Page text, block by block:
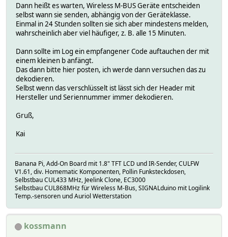
Dann heißt es warten, Wireless M-BUS Geräte entscheiden
selbst wann sie senden, abhängig von der Geräteklasse.
Einmal in 24 Stunden sollten sie sich aber mindestens melden,
wahrscheinlich aber viel häufiger, z. B. alle 15 Minuten.
Dann sollte im Log ein empfangener Code auftauchen der mit
einem kleinen b anfängt.
Das dann bitte hier posten, ich werde dann versuchen das zu
dekodieren.
Selbst wenn das verschlüsselt ist lässt sich der Header mit
Hersteller und Seriennummer immer dekodieren.
Gruß,
Kai
Banana Pi, Add-On Board mit 1.8" TFT LCD und IR-Sender, CULFW
V1.61, div. Homematic Komponenten, Pollin Funksteckdosen,
Selbstbau CUL433 MHz, Jeelink Clone, EC3000
Selbstbau CUL868MHz für Wireless M-Bus, SIGNALduino mit Logilink
Temp.-sensoren und Auriol Wetterstation
kossmann